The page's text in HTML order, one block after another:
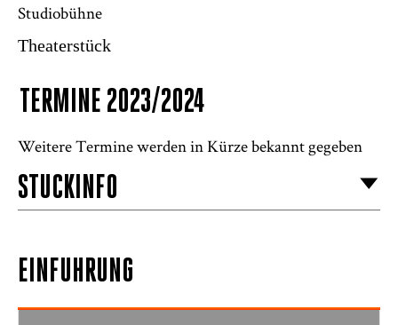
Studiobühne
Theaterstück
TERMINE 2023/2024
Weitere Termine werden in Kürze bekannt gegeben
STÜCKINFO
EINFÜHRUNG